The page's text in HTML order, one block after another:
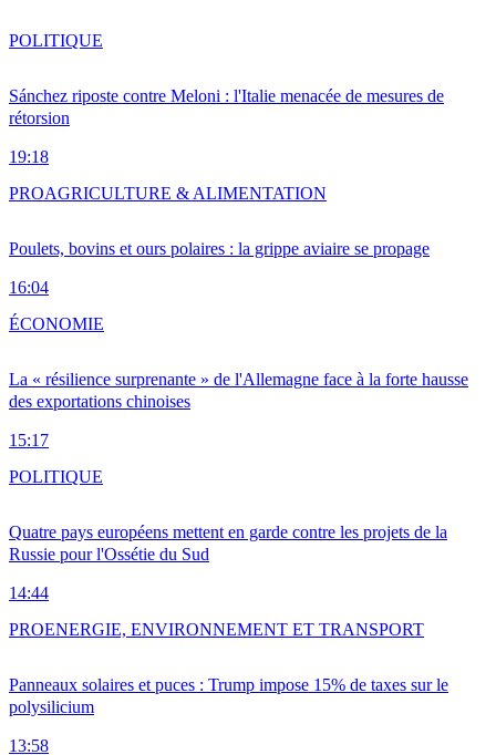
Sánchez riposte contre Meloni : l'Italie menacée de mesures de
rétorsion
19:18
POLITIQUE
Poulets, bovins et ours polaires : la grippe aviaire se propage
16:04
PROAGRICULTURE & ALIMENTATION
La « résilience surprenante » de l'Allemagne face à la forte hausse
des exportations chinoises
15:17
ÉCONOMIE
Quatre pays européens mettent en garde contre les projets de la
Russie pour l'Ossétie du Sud
14:44
POLITIQUE
Panneaux solaires et puces : Trump impose 15% de taxes sur le
polysilicium
13:58
PROENERGIE, ENVIRONNEMENT ET TRANSPORT